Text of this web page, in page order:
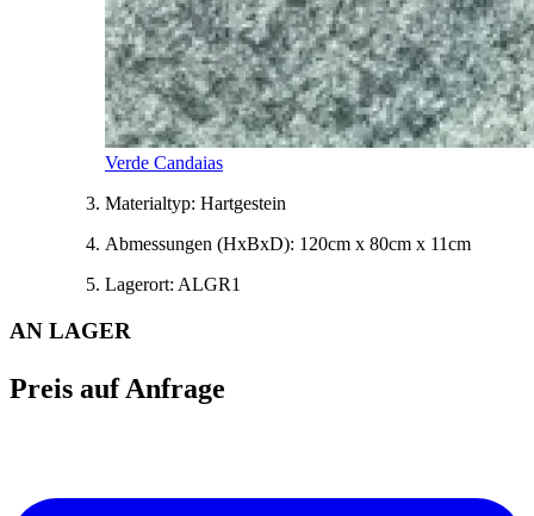
Verde Candaias
Materialtyp: Hartgestein
Abmessungen (HxBxD): 120cm x 80cm x 11cm
Lagerort: ALGR1
AN LAGER
Preis auf Anfrage